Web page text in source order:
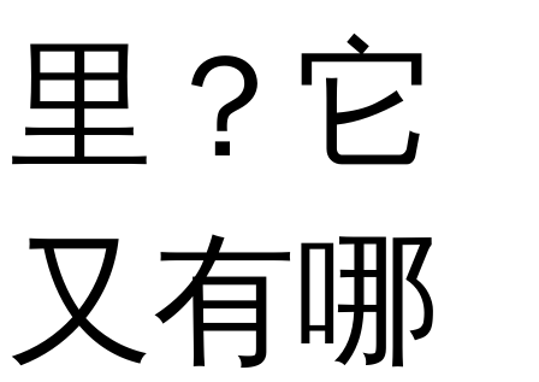
里？它
又有哪